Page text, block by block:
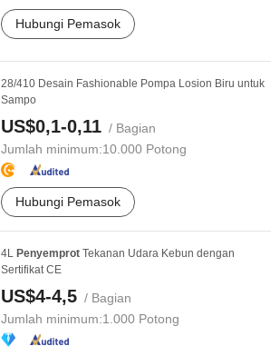
Hubungi Pemasok
28/410 Desain Fashionable Pompa Losion Biru untuk
Sampo
US$0,1-0,11 / Bagian
Jumlah minimum:10.000 Potong
Hubungi Pemasok
4L Penyemprot Tekanan Udara Kebun dengan
Sertifikat CE
US$4-4,5 / Bagian
Jumlah minimum:1.000 Potong